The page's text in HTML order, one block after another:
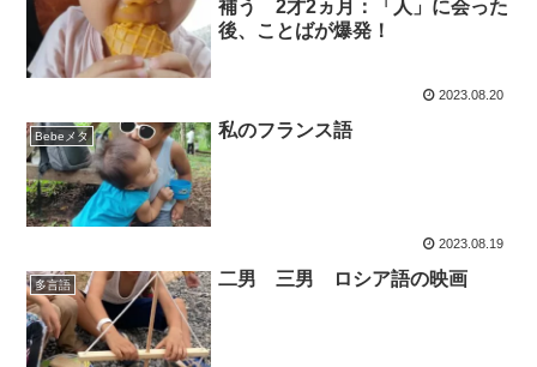
補う 2才2ヵ月：「人」に会った
後、ことばが爆発！
2023.08.20
Bebeメタ 私のフランス語
2023.08.19
多言語 二男 三男 ロシア語の映画